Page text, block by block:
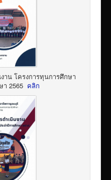
าน โครงการทุนการศึกษา
า 2565 คลิก